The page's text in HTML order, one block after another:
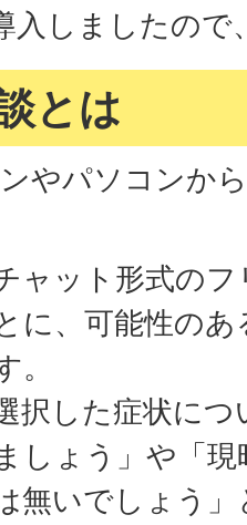
入しましたので
とは
やパソコンか
ャット形式の
に、可能性の
。
択した症状に
しょう」や「
無いでしょう